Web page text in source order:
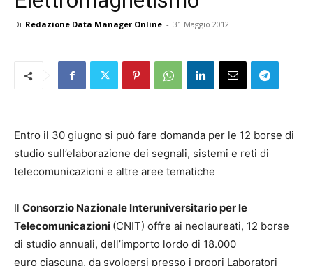
Di Redazione Data Manager Online - 31 Maggio 2012
Entro il 30 giugno si può fare domanda per le 12 borse di
studio sull’elaborazione dei segnali, sistemi e reti di
telecomunicazioni e altre aree tematiche
Il Consorzio Nazionale Interuniversitario per le
Telecomunicazioni (CNIT) offre ai neolaureati, 12 borse
di studio annuali, dell’importo lordo di 18.000
euro ciascuna, da svolgersi presso i propri Laboratori